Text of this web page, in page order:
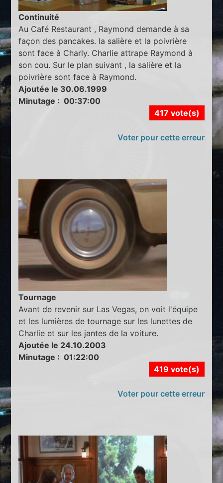
Continuité
Au Café Restaurant , Raymond demande à sa
façon des pancakes. la salière et la poivrière
sont face à Charly. Charlie attrape Raymond à
son cou. Sur le plan suivant , la salière et la
poivrière sont face à Raymond.
Ajoutée le 30.06.1999
Minutage : 00:37:00
417 vote(s)
Voter pour cette erreur
Tournage
Avant de revenir sur Las Vegas, on voit l'équipe
et les lumières de tournage sur les lunettes de
Charlie et sur les jantes de la voiture.
Ajoutée le 24.10.2003
Minutage : 01:22:00
419 vote(s)
Voter pour cette erreur